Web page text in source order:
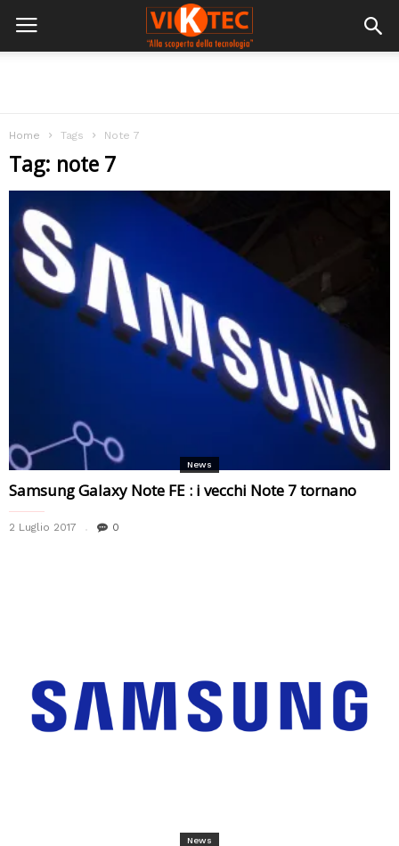
Home Tags Note 7
Tag: note 7
News
Samsung Galaxy Note FE : i vecchi Note 7 tornano
2 Luglio 2017 0
News